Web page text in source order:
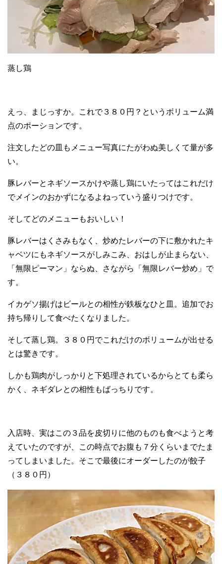
蒸し鶏
えっ、まじっすか。これで３８０円？というボリューム満
点のポーションです。
注文したどの皿もメニュー写真にたがわぬ美しくて量が多
い。
豚レバーとネギソースかけや蒸し鶏にいたってはこれだけ
でメインのおかずになるよねっていう盛りつけです。
そしてどのメニューもおいしい！
豚レバーはくさみもなく、炒めたレバーの下に敷かれたキ
ャベツにもネギソースがしみこみ、おはしが止まらない、
「無限ピーマン」ならぬ、さながら「無限レバー炒め」で
す。
イカゲソ揚げはビールとの相性が鉄板なひと皿。追加でお
持ち帰りして食べたくなりました。
そして蒸し鶏。３８０円でこれだけのボリュームが出せる
とは驚きです。
しかも鶏肉がしっかりと下処理されているからとても柔ら
かく、ネギダレとの相性もばっちりです。
入店時、実はこの３品を皮切りに他のものも食べようと考
えていたのですが、この時点でお腹も７分くらいまでたま
ってしまいました。そこで最後にオーダーしたのが餃子
（３８０円）